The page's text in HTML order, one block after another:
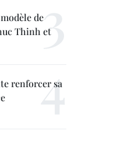
de
Thinh et
renforcer sa